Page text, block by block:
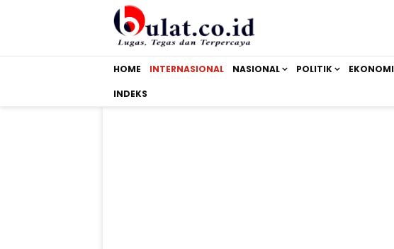
HOME INTERNASIONAL NASIONAL POLITIK EKONOMI
INDEKS